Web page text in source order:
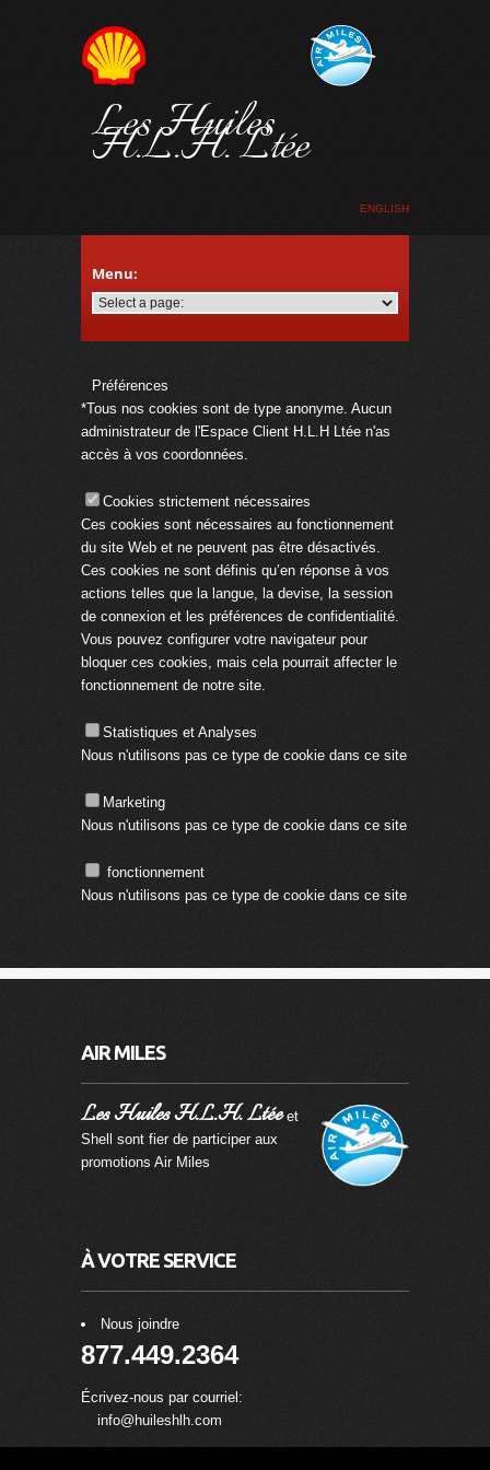
Les Huiles
H.L.H. Ltée
ENGLISH
Préférences
*Tous nos cookies sont de type anonyme. Aucun
administrateur de l'Espace Client H.L.H Ltée n'as
accès à vos coordonnées.
Cookies strictement nécessaires
Ces cookies sont nécessaires au fonctionnement
du site Web et ne peuvent pas être désactivés.
Ces cookies ne sont définis qu’en réponse à vos
actions telles que la langue, la devise, la session
de connexion et les préférences de confidentialité.
Vous pouvez configurer votre navigateur pour
bloquer ces cookies, mais cela pourrait affecter le
fonctionnement de notre site.
Statistiques et Analyses
Nous n'utilisons pas ce type de cookie dans ce site
Marketing
Nous n'utilisons pas ce type de cookie dans ce site
fonctionnement
Nous n'utilisons pas ce type de cookie dans ce site
AIR MILES
Les Huiles H.L.H. Ltéeet
Shell sont fier de participer aux
promotions Air Miles
À VOTRE SERVICE
Nous joindre
877.449.2364
Écrivez-nous par courriel:
info@huileshlh.com